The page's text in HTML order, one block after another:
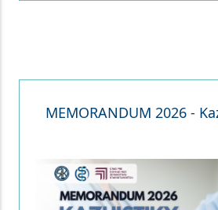
MEMORANDUM 2026 -